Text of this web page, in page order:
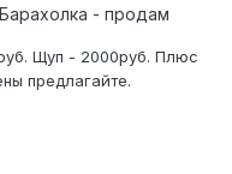
Барахолка - продам
Щуп - 2000руб. Плюс
предлагайте.